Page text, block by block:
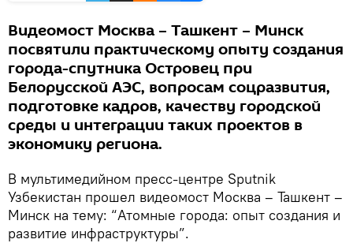
Видеомост Москва – Ташкент – Минск
посвятили практическому опыту создания
города-спутника Островец при
Белорусской АЭС, вопросам соцразвития,
подготовке кадров, качеству городской
среды и интеграции таких проектов в
экономику региона.
В мультимедийном пресс-центре Sputnik
Узбекистан прошел видеомост Москва – Ташкент –
Минск на тему: “Атомные города: опыт создания и
развитие инфраструктуры”.